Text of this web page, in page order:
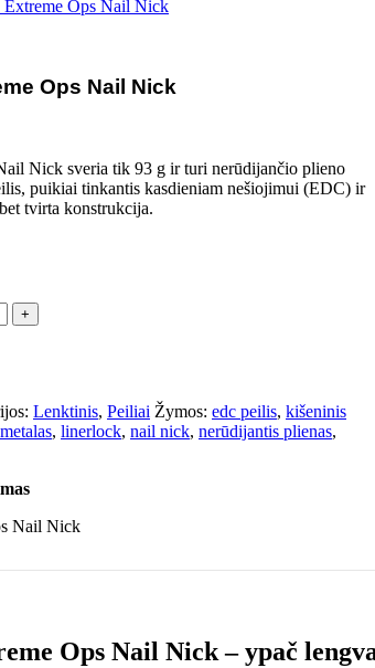
Ops Nail Nick
Nick sveria tik 93 g ir turi nerūdijančio plieno
puikiai tinkantis kasdieniam nešiojimui (EDC) ir
tvirta konstrukcija.
Lenktinis, Peiliai Žymos: edc peilis, kišeninis
, linerlock, nail nick, nerūdijantis plienas,
Ops Nail Nick – ypač